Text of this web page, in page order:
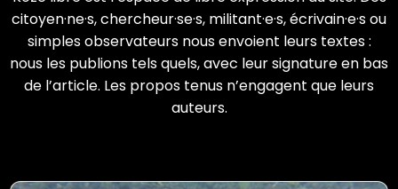
citoyen·ne·s, chercheur·se·s, militant·e·s, écrivain·e·s ou
simples observateurs nous envoient leurs textes :
nous les publions tels quels, avec leur signature en bas
de l’article. Les propos tenus n’engagent que leurs
auteurs.